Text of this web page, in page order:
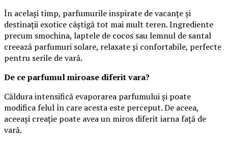
În același timp, parfumurile inspirate de vacanțe și
destinații exotice câștigă tot mai mult teren. Ingrediente
precum smochina, laptele de cocos sau lemnul de santal
creează parfumuri solare, relaxate și confortabile, perfecte
pentru serile de vară.
De ce parfumul miroase diferit vara?
Căldura intensifică evaporarea parfumului și poate
modifica felul în care acesta este perceput. De aceea,
aceeași creație poate avea un miros diferit iarna față de
vară.